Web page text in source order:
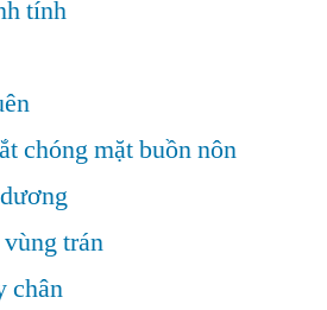
tính
chóng mặt buồn nôn
trán
chân